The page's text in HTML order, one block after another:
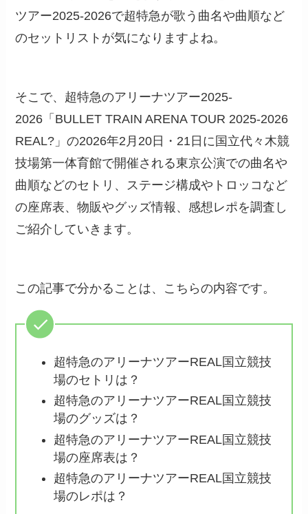
ツアー2025-2026で超特急が歌う曲名や曲順など
のセットリストが気になりますよね。
そこで、超特急のアリーナツアー2025-
2026「BULLET TRAIN ARENA TOUR 2025-2026
REAL?」の2026年2月20日・21日に国立代々木競
技場第一体育館で開催される東京公演での曲名や
曲順などのセトリ、ステージ構成やトロッコなど
の座席表、物販やグッズ情報、感想レポを調査し
ご紹介していきます。
この記事で分かることは、こちらの内容です。
超特急のアリーナツアーREAL国立競技
場のセトリは？
超特急のアリーナツアーREAL国立競技
場のグッズは？
超特急のアリーナツアーREAL国立競技
場の座席表は？
超特急のアリーナツアーREAL国立競技
場のレポは？